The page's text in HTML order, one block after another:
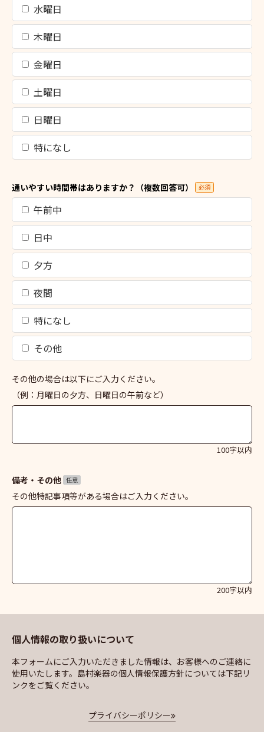
水曜日
木曜日
金曜日
土曜日
日曜日
特になし
通いやすい時間帯はありますか？（複数回答可） 必須
午前中
日中
夕方
夜間
特になし
その他
その他の場合は以下にご入力ください。
（例：月曜日の夕方、日曜日の午前など）
100字以内
備考・その他 任意
その他特記事項等がある場合はご入力ください。
200字以内
個人情報の取り扱いについて
本フォームにご入力いただきました情報は、お客様へのご連絡に
使用いたします。島村楽器の個人情報保護方針については下記リ
ンクをご覧ください。
プライバシーポリシー